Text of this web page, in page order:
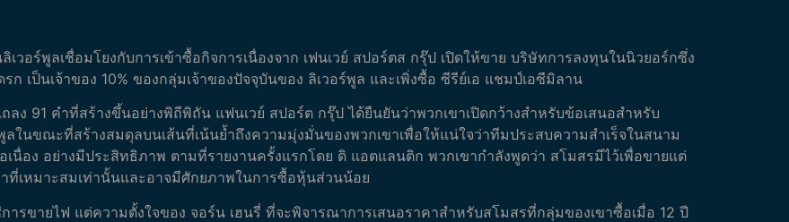
วอร์พูลเชื่อมโยงกับการเข้าซื้อกิจการเนื่องจาก เฟนเวย์ สปอร์ตส กรุ๊ป เปิดให้ขาย บริษัทการลงทุนในนิวยอร์กซึ่ง
ก เป็นเจ้าของ 10% ของกลุ่มเจ้าของปัจจุบันของ ลิเวอร์พูล และเพิ่งซื้อ ซีรีย์เอ แชมป์เอซีมิลาน
ลง 91 คำที่สร้างขึ้นอย่างพิถีพิถัน แฟนเวย์ สปอร์ต กรุ๊ป ได้ยืนยันว่าพวกเขาเปิดกว้างสำหรับข้อเสนอสำหรับ
ลในขณะที่สร้างสมดุลบนเส้นที่เน้นย้ำถึงความมุ่งมั่นของพวกเขาเพื่อให้แน่ใจว่าทีมประสบความสำเร็จในสนาม
เนื่อง อย่างมีประสิทธิภาพ ตามที่รายงานครั้งแรกโดย ดิ แอตแลนติก พวกเขากำลังพูดว่า สโมสรมีไว้เพื่อขายแต่
ที่เหมาะสมเท่านั้นและอาจมีศักยภาพในการซื้อหุ้นส่วนน้อย
ารขายไฟ แต่ความตั้งใจของ จอร์น เฮนรี่ ที่จะพิจารณาการเสนอราคาสำหรับสโมสรที่กลุ่มของเขาซื้อเมื่อ 12 ปี